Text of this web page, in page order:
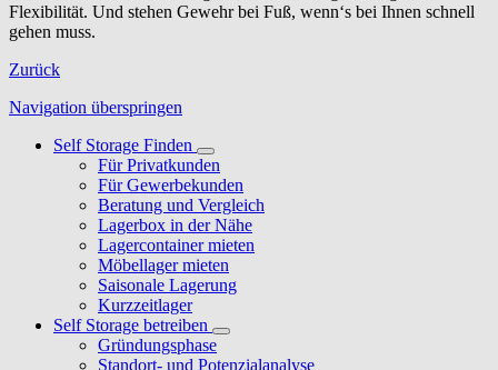
Flexibilität. Und stehen Gewehr bei Fuß, wenn‘s bei Ihnen schnell
gehen muss.
Zurück
Navigation überspringen
Self Storage Finden
Für Privatkunden
Für Gewerbekunden
Beratung und Vergleich
Lagerbox in der Nähe
Lagercontainer mieten
Möbellager mieten
Saisonale Lagerung
Kurzzeitlager
Self Storage betreiben
Gründungsphase
Standort- und Potenzialanalyse